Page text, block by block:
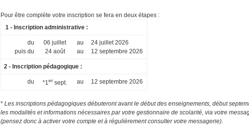
Pour être complète votre inscription se fera en deux étapes :
1 - Inscription administrative :
du
puis du
06 juillet
24 août
au
au
24 juillet 2026
12 septembre 2026
2 - Inscription pédagogique :
du *1er sept. au 12 septembre 2026
*Les inscriptions pédagogiques débuteront avant le début des enseignements, début
les modalités et informations nécessaires par votre gestionnaire de scolarité, via votre
(pensez donc à activer votre compte et à régulièrement consulter votre messagerie).